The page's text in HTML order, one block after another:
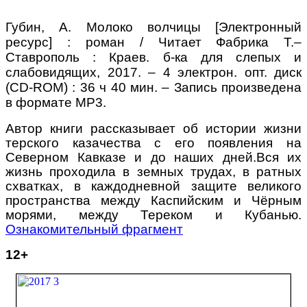
Губин, А. Молоко волчицы [Электронный
ресурс] : роман / Читает Фабрика Т.–
Ставрополь : Краев. б-ка для слепых и
слабовидящих, 2017. – 4 электрон. опт. диск
(CD-ROM) : 36 ч 40 мин. – Запись произведена
в формате МР3.
Автор книги рассказывает об истории жизни
терского казачества с его появления на
Северном Кавказе и до наших дней.Вся их
жизнь проходила в земных трудах, в ратных
схватках, в каждодневной защите великого
пространства между Каспийским и Чёрным
морями, между Тереком и Кубанью.
Ознакомительный фрагмент
12+